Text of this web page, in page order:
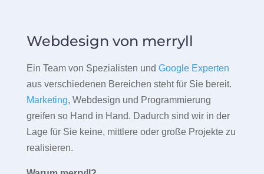
Webdesign von merryll
Ein Team von Spezialisten und Google Experten
aus verschiedenen Bereichen steht für Sie bereit.
Marketing, Webdesign und Programmierung
greifen so Hand in Hand. Dadurch sind wir in der
Lage für Sie keine, mittlere oder große Projekte zu
realisieren.